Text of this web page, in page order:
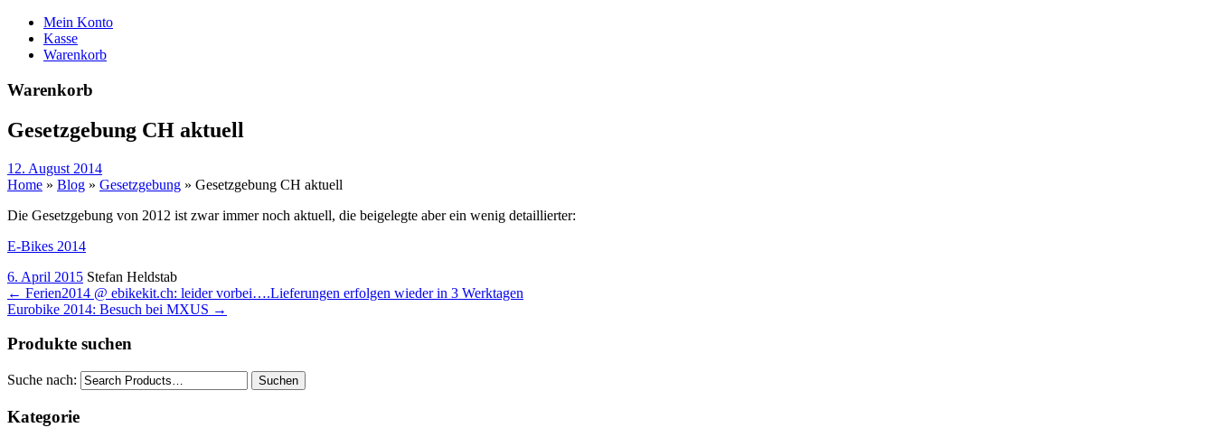
Mein Konto
Kasse
Warenkorb
Warenkorb
Gesetzgebung CH aktuell
12. August 2014
Home » Blog » Gesetzgebung » Gesetzgebung CH aktuell
Die Gesetzgebung von 2012 ist zwar immer noch aktuell, die beigelegte aber ein wenig detaillierter:
E-Bikes 2014
6. April 2015 Stefan Heldstab
← Ferien2014 @ ebikekit.ch: leider vorbei….Lieferungen erfolgen wieder in 3 Werktagen
Eurobike 2014: Besuch bei MXUS →
Produkte suchen
Suche nach: Suchen
Kategorie